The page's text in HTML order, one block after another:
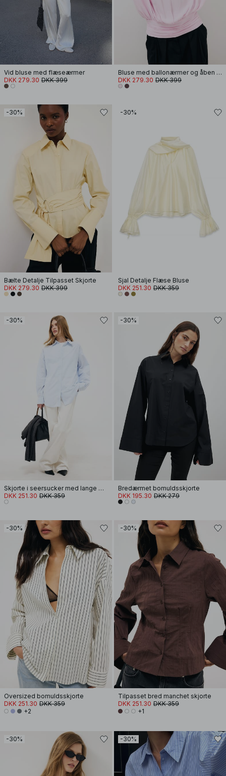
Vid bluse med flæseærmer
DKK 279.30 DKK 399
Bluse med ballonærmer og åben ryg
DKK 279.30 DKK 399
-30%
Bælte Detalje Tilpasset Skjorte
DKK 279.30 DKK 399
-30%
Sjal Detalje Flæse Bluse
DKK 251.30 DKK 359
-30%
Skjorte i seersucker med lange ærmer
DKK 251.30 DKK 359
-30%
Bredærmet bomuldsskjorte
DKK 195.30 DKK 279
-30%
Oversized bomuldsskjorte
DKK 251.30 DKK 359
+2
-30%
Tilpasset bred manchet skjorte
DKK 251.30 DKK 359
+1
-30% -30%